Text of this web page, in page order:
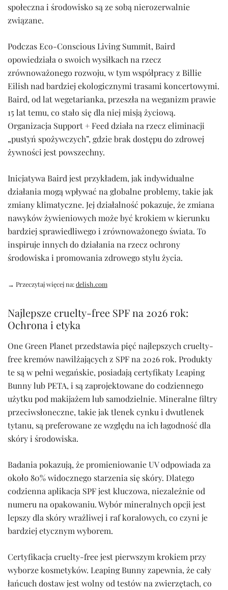
społeczna i środowisko są ze sobą nierozerwalnie
związane.
Podczas Eco-Conscious Living Summit, Baird
opowiedziała o swoich wysiłkach na rzecz
zrównoważonego rozwoju, w tym współpracy z Billie
Eilish nad bardziej ekologicznymi trasami koncertowymi.
Baird, od lat wegetarianka, przeszła na weganizm prawie
15 lat temu, co stało się dla niej misją życiową.
Organizacja Support + Feed działa na rzecz eliminacji
„pustyń spożywczych”, gdzie brak dostępu do zdrowej
żywności jest powszechny.
Inicjatywa Baird jest przykładem, jak indywidualne
działania mogą wpływać na globalne problemy, takie jak
zmiany klimatyczne. Jej działalność pokazuje, że zmiana
nawyków żywieniowych może być krokiem w kierunku
bardziej sprawiedliwego i zrównoważonego świata. To
inspiruje innych do działania na rzecz ochrony
środowiska i promowania zdrowego stylu życia.
→ Przeczytaj więcej na:delish.com
Najlepsze cruelty-free SPF na 2026 rok:
Ochrona i etyka
One Green Planet przedstawia pięć najlepszych cruelty-
free kremów nawilżających z SPF na 2026 rok. Produkty
te są w pełni wegańskie, posiadają certyfikaty Leaping
Bunny lub PETA, i są zaprojektowane do codziennego
użytku pod makijażem lub samodzielnie. Mineralne filtry
przeciwsłoneczne, takie jak tlenek cynku i dwutlenek
tytanu, są preferowane ze względu na ich łagodność dla
skóry i środowiska.
Badania pokazują, że promieniowanie UV odpowiada za
około 80% widocznego starzenia się skóry. Dlatego
codzienna aplikacja SPF jest kluczowa, niezależnie od
numeru na opakowaniu. Wybór mineralnych opcji jest
lepszy dla skóry wrażliwej i raf koralowych, co czyni je
bardziej etycznym wyborem.
Certyfikacja cruelty-free jest pierwszym krokiem przy
wyborze kosmetyków. Leaping Bunny zapewnia, że cały
łańcuch dostaw jest wolny od testów na zwierzętach, co